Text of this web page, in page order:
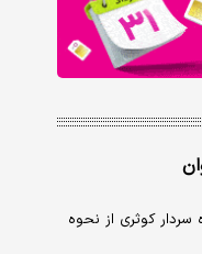
کوثری از نحوه